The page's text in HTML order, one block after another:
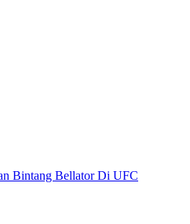
Bintang Bellator Di UFC